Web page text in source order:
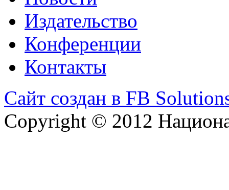
Издательство
Конференции
Контакты
Сайт создан в FB
Copyright © 2012